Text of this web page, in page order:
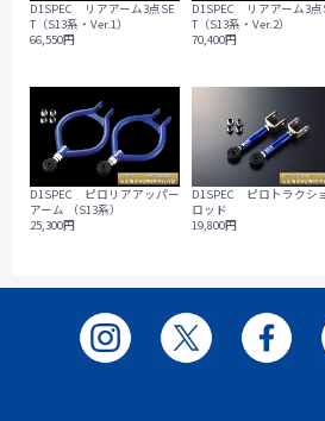
D1SPEC リアアーム3点SE
T（S13系・Ver.1）
66,550円
D1SPEC リアアーム3点
T（S13系・Ver.2）
70,400円
D1SPEC ピロリアアッパー
アーム （S13系）
25,300円
D1SPEC ピロトラクシ
ロッド
19,800円